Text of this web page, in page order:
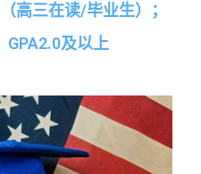
（高三在读/毕业生）；
GPA2.0及以上